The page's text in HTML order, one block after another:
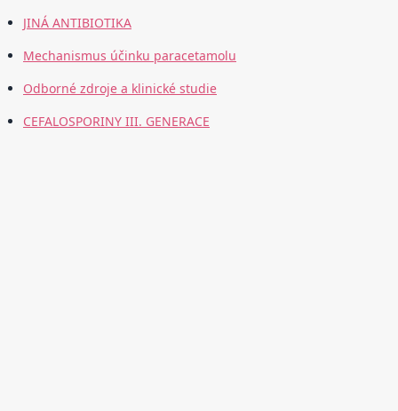
JINÁ ANTIBIOTIKA
Mechanismus účinku paracetamolu
Odborné zdroje a klinické studie
CEFALOSPORINY III. GENERACE